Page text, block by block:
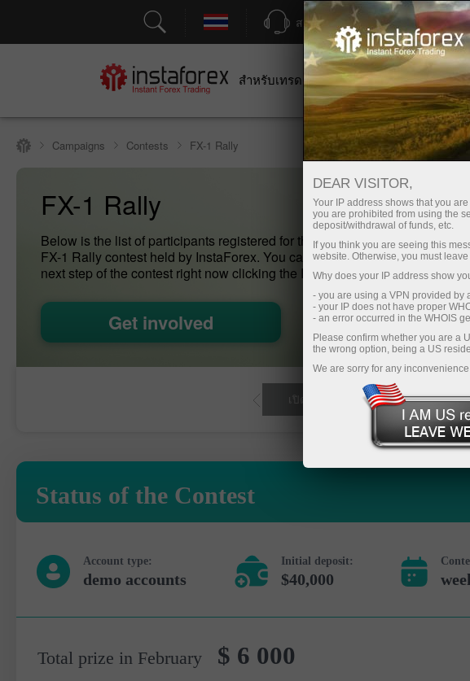
สนับสนุน เปิดบัญชีเ
สำหรับเทรดเดอร์ สำหรับผู้เริ่มต้นใหม่
Campaigns Contests FX-1 Rally
FX-1 Rally
Below is the list of participants registered for the current step of the
FX-1 Rally contest held by InstaForex. You can register for the
next step of the contest right now clicking the Registration button.
Get involved
Status of the Contest
Account type:
demo accounts
Initial deposit:
$40,000
Total prize in February $ 6 000
DEAR VISITOR,
Your IP address shows that you
you are prohibited from using the
deposit/withdrawal of funds, etc.
If you think you are seeing this
website. Otherwise, you must
Why does your IP address show
- you are using a VPN provided by
- your IP does not have proper
- an error occurred in the WHOIS
Please confirm whether you are a
the wrong option, being a US
We are sorry for any